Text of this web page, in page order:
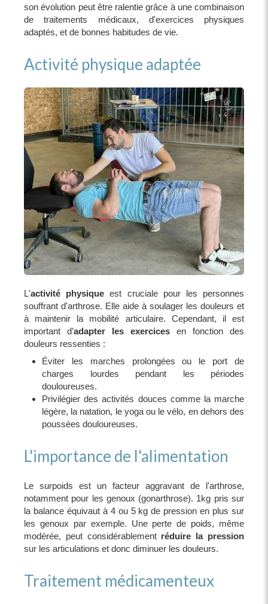
son évolution peut être ralentie grâce à une combinaison
de traitements médicaux, d'exercices physiques
adaptés, et de bonnes habitudes de vie.
Activité physique adaptée
L'activité physique est cruciale pour les personnes
souffrant d'arthrose. Elle aide à soulager les douleurs et
à maintenir la mobilité articulaire. Cependant, il est
important d’adapter les exercices en fonction des
douleurs ressenties :
Éviter les marches prolongées ou le port de
charges lourdes pendant les périodes
douloureuses.
Privilégier des activités douces comme la marche
légère, la natation, le yoga ou le vélo, en dehors des
poussées douloureuses.
L'importance de l'alimentation
Le surpoids est un facteur aggravant de l'arthrose,
notamment pour les genoux (gonarthrose). 1kg pris sur
la balance équivaut à 4 ou 5 kg de pression en plus sur
les genoux par exemple. Une perte de poids, même
modérée, peut considérablement réduire la pression
sur les articulations et donc diminuer les douleurs.
Traitement médicamenteux